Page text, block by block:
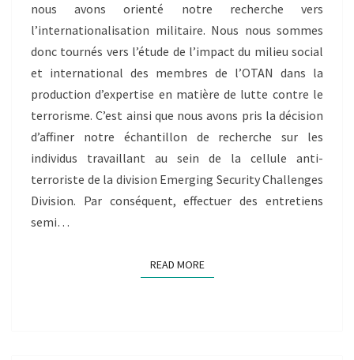
DU
MUN
(MODEL
UNITED
NATIONS)
À
L’ULB
nous avons orienté notre recherche vers
l’internationalisation militaire. Nous nous sommes
donc tournés vers l’étude de l’impact du milieu social
et international des membres de l’OTAN dans la
production d’expertise en matière de lutte contre le
terrorisme. C’est ainsi que nous avons pris la décision
d’affiner notre échantillon de recherche sur les
individus travaillant au sein de la cellule anti-
terroriste de la division Emerging Security Challenges
Division. Par conséquent, effectuer des entretiens
semi…
READ MOREREAD MORE